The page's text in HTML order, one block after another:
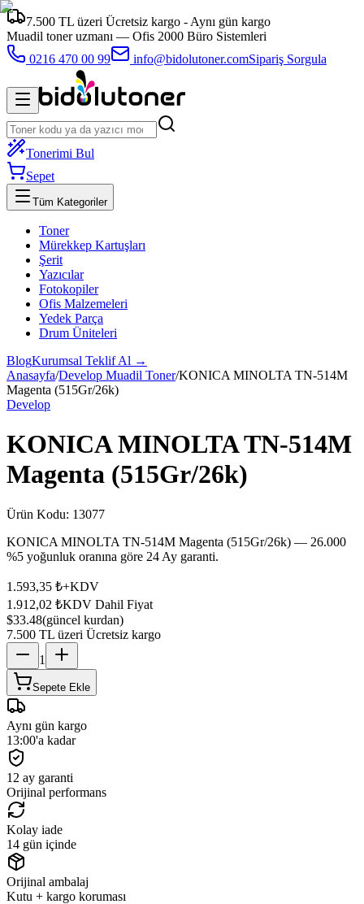
7.500 TL üzeri Ücretsiz kargo - Aynı gün kargo
Muadil toner uzmanı — Ofis 2000 Büro Sistemleri
0216 470 00 99
info@bidolutoner.comSipariş Sorgula
Tonerimi Bul
Sepet
Tüm Kategoriler
Toner
Mürekkep Kartuşları
Şerit
Yazıcılar
Fotokopiler
Ofis Malzemeleri
Yedek Parça
Drum Üniteleri
BlogKurumsal Teklif Al →
Anasayfa/Develop Muadil Toner/KONICA MINOLTA TN-514M
Magenta (515Gr/26k)
Develop
KONICA MINOLTA TN-514M
Magenta (515Gr/26k)
Ürün Kodu: 13077
KONICA MINOLTA TN-514M Magenta (515Gr/26k) — 26.000
%5 yoğunluk oranına göre 24 Ay garanti.
1.593,35 ₺+KDV
1.912,02 ₺KDV Dahil Fiyat
$33.48(güncel kurdan)
7.500 TL üzeri Ücretsiz kargo
1
Sepete Ekle
Aynı gün kargo
13:00'a kadar
12 ay garanti
Orijinal performans
Kolay iade
14 gün içinde
Orijinal ambalaj
Kutu + kargo koruması